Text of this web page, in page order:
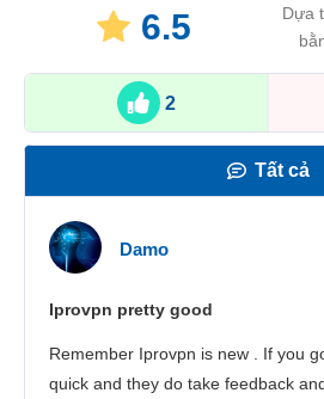
6.5 Dựa
2
Tất cả
Dịch vụ khách
Damo
Iprovpn pretty good
Remember Iprovpn is new . If you
quick and they do take feedback